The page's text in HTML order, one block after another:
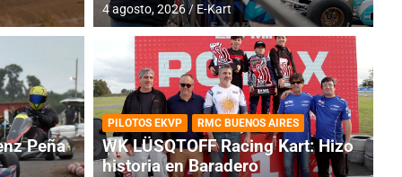
RMC BUENOS AIRES
Cerró una jornada
Peña
4 agosto, 2026 E-Kart
PILOTOS EKVP RMC BUENOS AIRES
WK LÜSQTOFF Racing Kart: Hizo
historia en Baradero